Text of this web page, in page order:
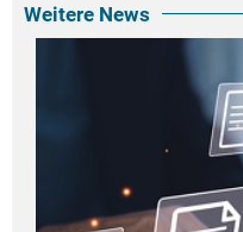
Weitere News